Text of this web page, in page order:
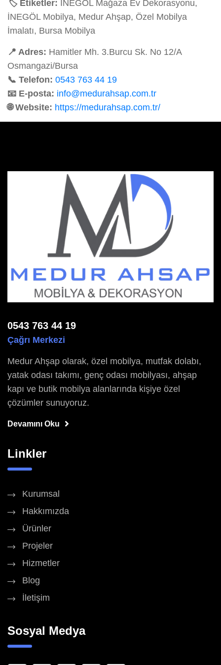
🏷️ Etiketler: İNEGÖL Mağaza Ev Dekorasyonu,
İNEGÖL Mobilya, Medur Ahşap, Özel Mobilya
İmalatı, Bursa Mobilya
📍 Adres: Hamitler Mh. 3.Burcu Sk. No 12/A
Osmangazi/Bursa
📞 Telefon: 0543 763 44 19
📧 E-posta: info@medurahsap.com.tr
🌐 Website: https://medurahsap.com.tr/
0543 763 44 19
Çağrı Merkezi
Medur Ahşap olarak, özel mobilya, mutfak dolabı,
yatak odası takımı, genç odası mobilyası, ahşap
kapı ve butik mobilya alanlarında kişiye özel
çözümler sunuyoruz.
Devamını Oku
Linkler
Kurumsal
Hakkımızda
Ürünler
Projeler
Hizmetler
Blog
İletişim
Sosyal Medya